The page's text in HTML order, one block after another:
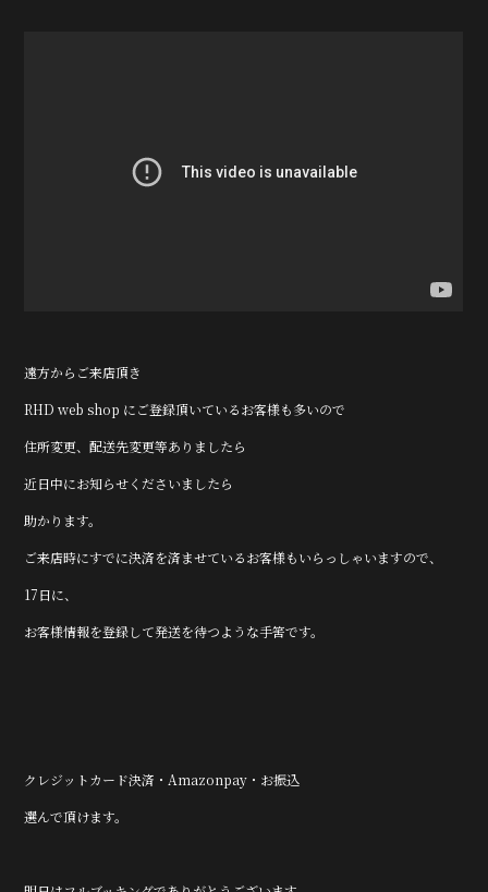
遠方からご来店頂き
RHD web shop にご登録頂いているお客様も多いので
住所変更、配送先変更等ありましたら
近日中にお知らせくださいましたら
助かります。
ご来店時にすでに決済を済ませているお客様もいらっしゃいますので、
17日に、
お客様情報を登録して発送を待つような手筈です。
クレジットカード決済・Amazonpay・お振込
選んで頂けます。